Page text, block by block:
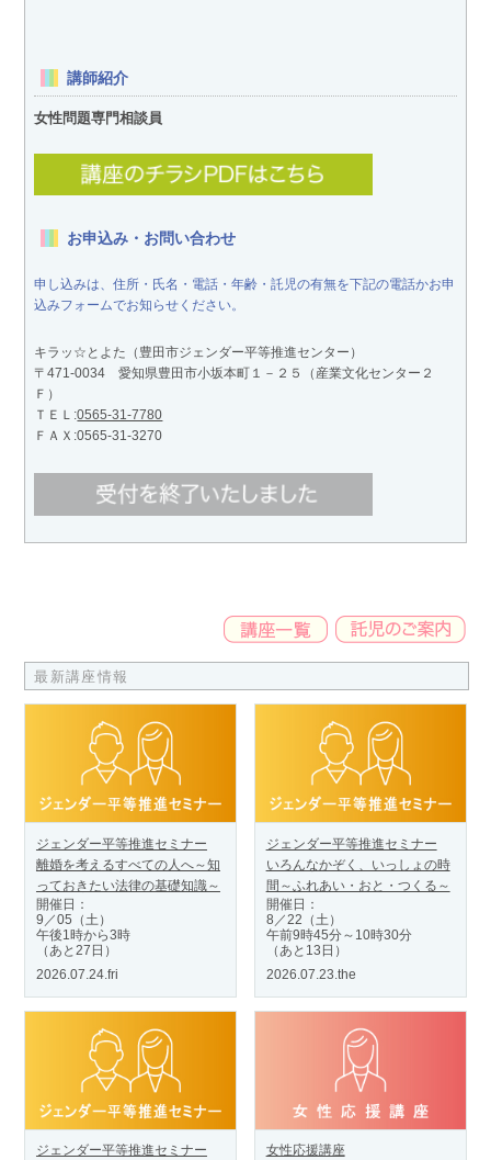
講師紹介
女性問題専門相談員
お申込み・お問い合わせ
申し込みは、住所・氏名・電話・年齢・託児の有無を下記の電話かお申
込みフォームでお知らせください。
キラッ☆とよた（豊田市ジェンダー平等推進センター）
〒471-0034 愛知県豊田市小坂本町１－２５（産業文化センター２
Ｆ）
ＴＥＬ:0565-31-7780
ＦＡＸ:0565-31-3270
最新講座情報
ジェンダー平等推進セミナー
離婚を考えるすべての人へ～知
っておきたい法律の基礎知識～
開催日：
9／05（土）
午後1時から3時
（あと27日）
2026.07.24.fri
ジェンダー平等推進セミナー
いろんなかぞく、いっしょの時
間～ふれあい・おと・つくる～
開催日：
8／22（土）
午前9時45分～10時30分
（あと13日）
2026.07.23.the
ジェンダー平等推進セミナー
女性応援講座